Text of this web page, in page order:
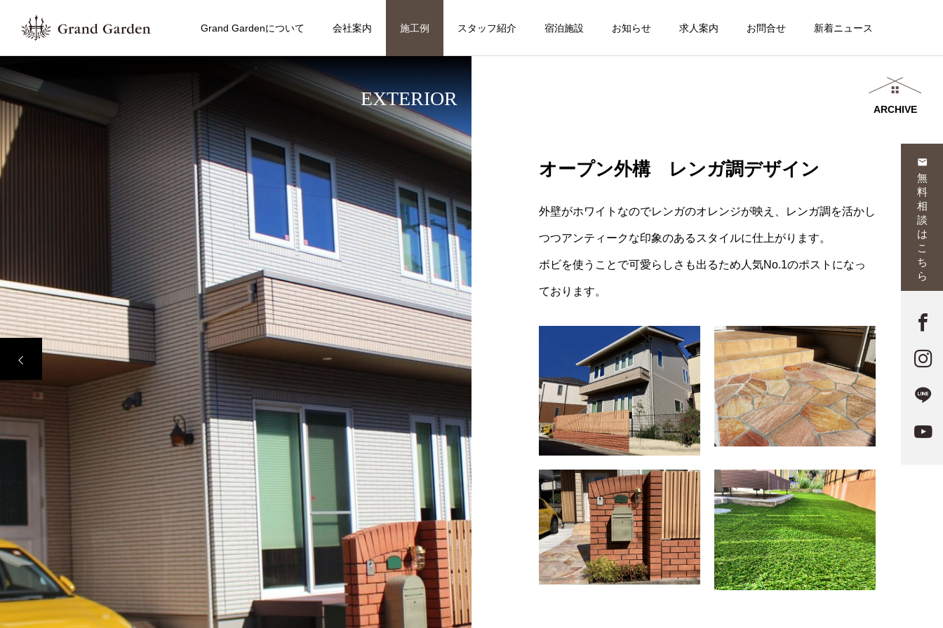
Grand Gardenについて 会社案内 施工例 スタッフ紹介 宿泊施設 お知らせ 求人案内 お問合せ 新着ニュース
email
無
料
相
談
は
こ
ち
ら
EXTERIOR
オープン外構 レンガ調デザイン
外壁がホワイトなのでレンガのオレンジが映え、レンガ調を活かし
つつアンティークな印象のあるスタイルに仕上がります。
ボビを使うことで可愛らしさも出るため人気No.1のポストになっ
ております。
ARCHIVE